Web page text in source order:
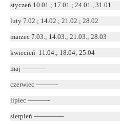
styczeń 10.01.; 17.01.; 24.01., 31.01
luty 7.02.; 14.02.; 21.02.; 28.02
marzec 7.03.; 14.03.; 21.03.; 28.03
kwiecień 11.04.; 18.04; 25.04
maj ———–
czerwiec ———-
lipiec ———-
sierpień ————–